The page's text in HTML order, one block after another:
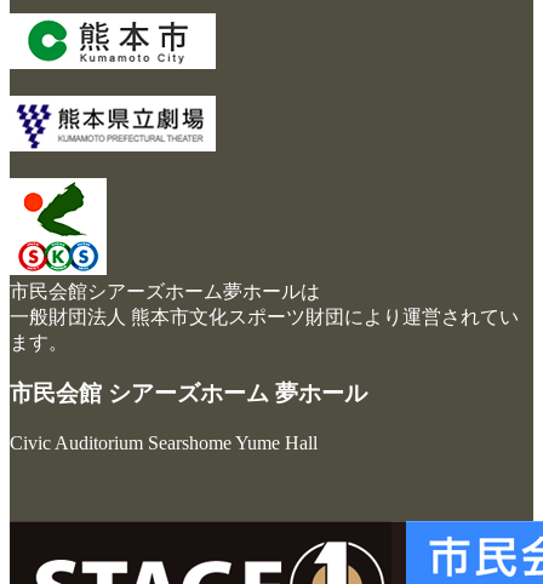
市民会館シアーズホーム夢ホールは
一般財団法人 熊本市文化スポーツ財団により運営されてい
ます。
市民会館 シアーズホーム 夢ホール
Civic Auditorium Searshome Yume Hall